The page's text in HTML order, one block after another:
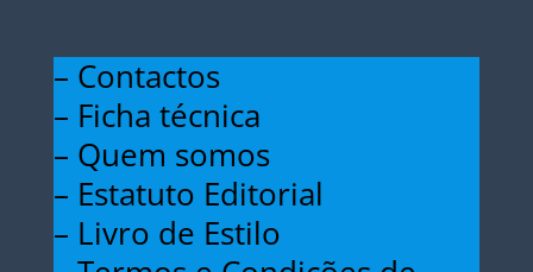
– Contactos
– Ficha técnica
– Quem somos
– Estatuto Editorial
– Livro de Estilo